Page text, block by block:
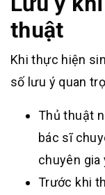
thuật
Khi thực hiện
số lưu ý quan
Thủ thuật
bác sĩ
chuyên gia
Trước khi